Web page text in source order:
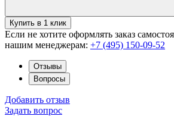
Купить в 1 клик
Если не хотите оформлять заказ
нашим менеджерам: +7 (495) 150-09-52
Отзывы
Вопросы
Добавить отзыв
Задать вопрос